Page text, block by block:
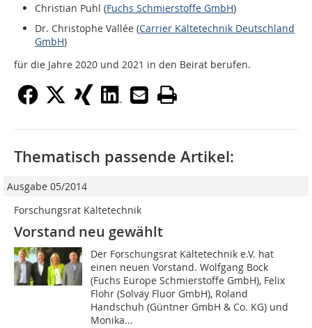
Christian Puhl (Fuchs Schmierstoffe GmbH)
Dr. Christophe Vallée (Carrier Kältetechnik Deutschland
GmbH)
für die Jahre 2020 und 2021 in den Beirat berufen.
Thematisch passende Artikel:
Ausgabe 05/2014
Forschungsrat Kältetechnik
Vorstand neu gewählt
Der Forschungsrat Kältetechnik e.V. hat
einen neuen Vorstand. Wolfgang Bock
(Fuchs Europe Schmierstoffe GmbH), Felix
Flohr (Solvay Fluor GmbH), Roland
Handschuh (Güntner GmbH & Co. KG) und
Monika...